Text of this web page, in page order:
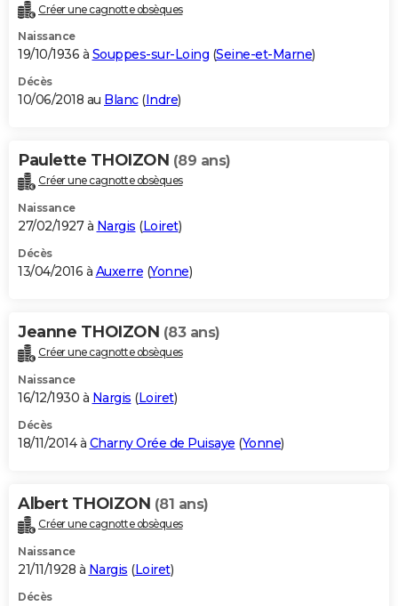
Créer une cagnotte obsèques
Naissance
19/10/1936 à Souppes-sur-Loing (Seine-et-Marne)
Décès
10/06/2018 au Blanc(Indre)
Paulette THOIZON (89 ans)
Créer une cagnotte obsèques
Naissance
27/02/1927 à Nargis (Loiret)
Décès
13/04/2016 à Auxerre (Yonne)
Jeanne THOIZON (83 ans)
Créer une cagnotte obsèques
Naissance
16/12/1930 à Nargis (Loiret)
Décès
18/11/2014 à Charny Orée de Puisaye (Yonne)
Albert THOIZON (81 ans)
Créer une cagnotte obsèques
Naissance
21/11/1928 à Nargis (Loiret)
Décès